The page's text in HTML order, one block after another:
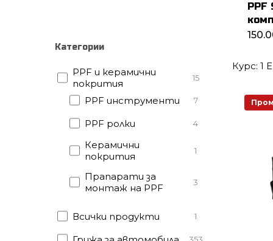
Категории
PPF и керамични
покрития
15
PPF инструменти 7
PPF ролки 4
Керамични
покрития
1
Прапарати за
монтаж на PPF
3
Всички продукти 1
PPF
Курс: 1